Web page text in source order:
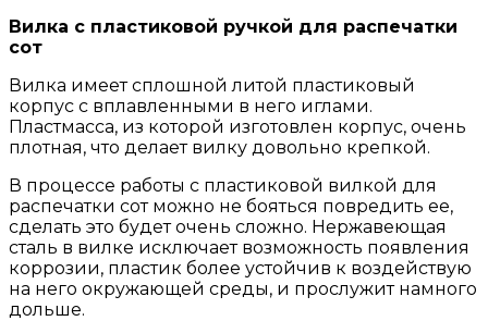
Вилка с пластиковой ручкой для распечатки
сот
Вилка имеет сплошной литой пластиковый
корпус с вплавленными в него иглами.
Пластмасса, из которой изготовлен корпус, очень
плотная, что делает вилку довольно крепкой.
В процессе работы с пластиковой вилкой для
распечатки сот можно не бояться повредить ее,
сделать это будет очень сложно. Нержавеющая
сталь в вилке исключает возможность появления
коррозии, пластик более устойчив к воздействую
на него окружающей среды, и прослужит намного
дольше.